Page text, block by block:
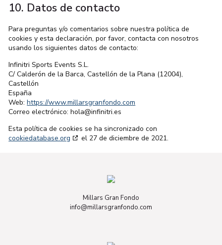
10. Datos de contacto
Para preguntas y/o comentarios sobre nuestra política de
cookies y esta declaración, por favor, contacta con nosotros
usando los siguientes datos de contacto:
Infinitri Sports Events S.L.
C/ Calderón de la Barca, Castellón de la Plana (12004),
Castellón
España
Web:https://www.millarsgranfondo.com
Correo electrónico:se.irtinifni@aloh
Esta política de cookies se ha sincronizado con
cookiedatabase.org
el 27 de diciembre de 2021.
Millars Gran Fondo
info@millarsgranfondo.com